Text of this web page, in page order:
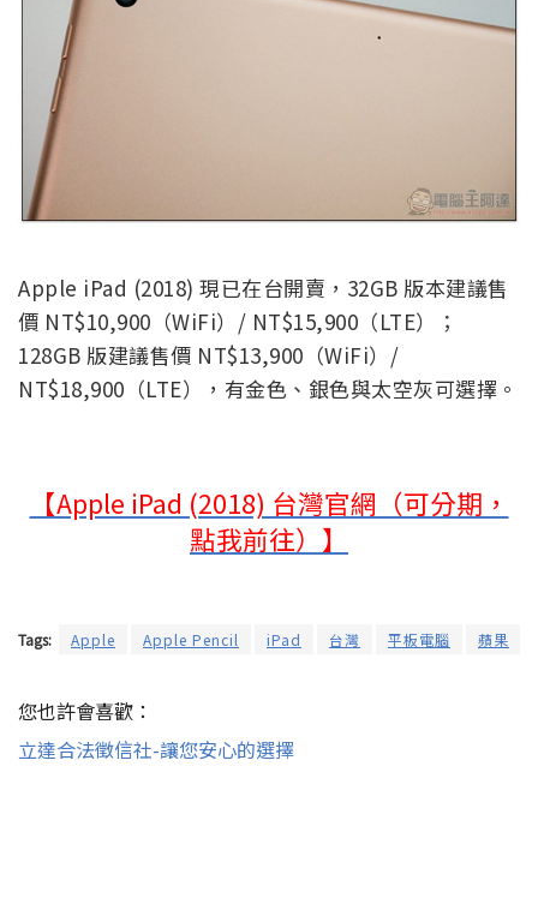
Apple iPad (2018) 現已在台開賣，32GB 版本建議售
價 NT$10,900（WiFi）/ NT$15,900（LTE）；
128GB 版建議售價 NT$13,900（WiFi）/
NT$18,900（LTE），有金色、銀色與太空灰可選擇。
【Apple iPad (2018) 台灣官網（可分期，
點我前往）】
Tags: Apple Apple Pencil iPad 台灣 平板電腦 蘋果
您也許會喜歡：
立達合法徵信社-讓您安心的選擇